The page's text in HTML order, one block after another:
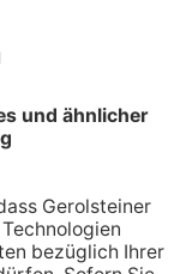
immer
Flaschen mit
Aufstehen
Um gut in
direkt nach dem